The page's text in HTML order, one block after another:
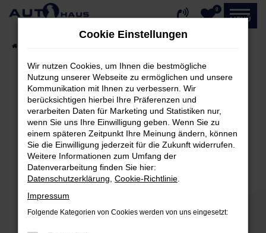
Zum
0
MENÜ
Fehler: Network Error
Beim Laden ist ein Fehler aufgetreten.
Hier sind ein paar Tipps, die dir helfen können:
Überprüfe deine Firewall und deine
Internetverbindung.
Laden andere Webseiten, zum Beispiel deine
Suchmaschine?
Prüfe deine Browsererweiterungen.
Cookie Einstellungen
Wir nutzen Cookies, um Ihnen die bestmögliche
Nutzung unserer Webseite zu ermöglichen und unsere
Kommunikation mit Ihnen zu verbessern. Wir
berücksichtigen hierbei Ihre Präferenzen und
verarbeiten Daten für Marketing und Statistiken nur,
wenn Sie uns Ihre Einwilligung geben. Wenn Sie zu
einem späteren Zeitpunkt Ihre Meinung ändern, können
Sie die Einwilligung jederzeit für die Zukunft widerrufen.
Weitere Informationen zum Umfang der
Datenverarbeitung finden Sie hier:
Datenschutzerklärung Cookie-Richtlinie
Impressum
Folgende Kategorien von Cookies werden von uns eingesetzt: